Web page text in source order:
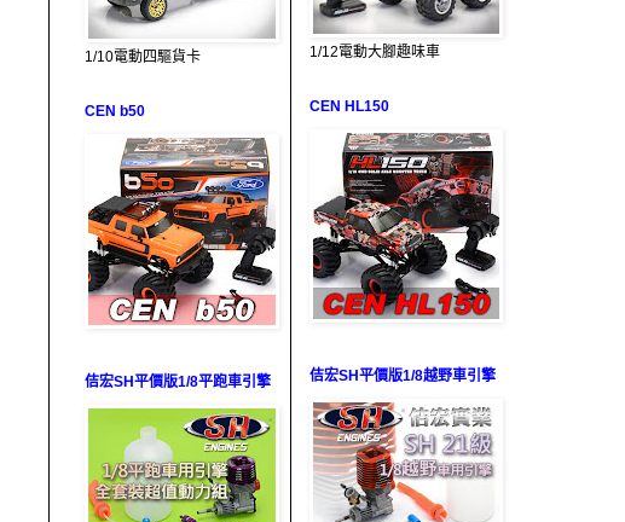
1/10電動四驅貨卡
CEN b50
佶宏SH平價版1/8平跑車引擎
1/12電動大腳趣味車
CEN HL150
佶宏SH平價版1/8越野車引擎